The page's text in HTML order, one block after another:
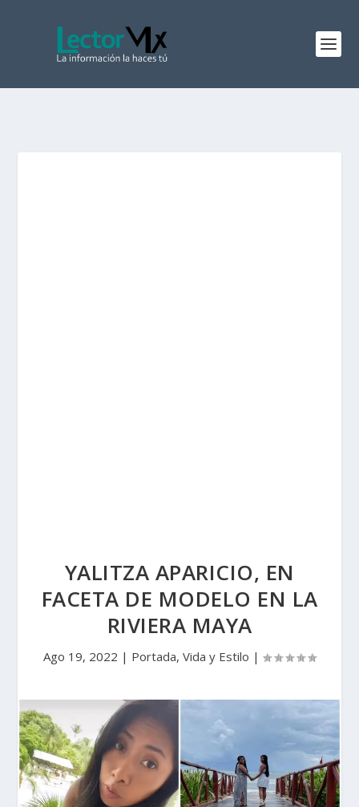
YALITZA APARICIO, EN
FACETA DE MODELO EN LA
RIVIERA MAYA
Ago 19, 2022 | Portada, Vida y Estilo |